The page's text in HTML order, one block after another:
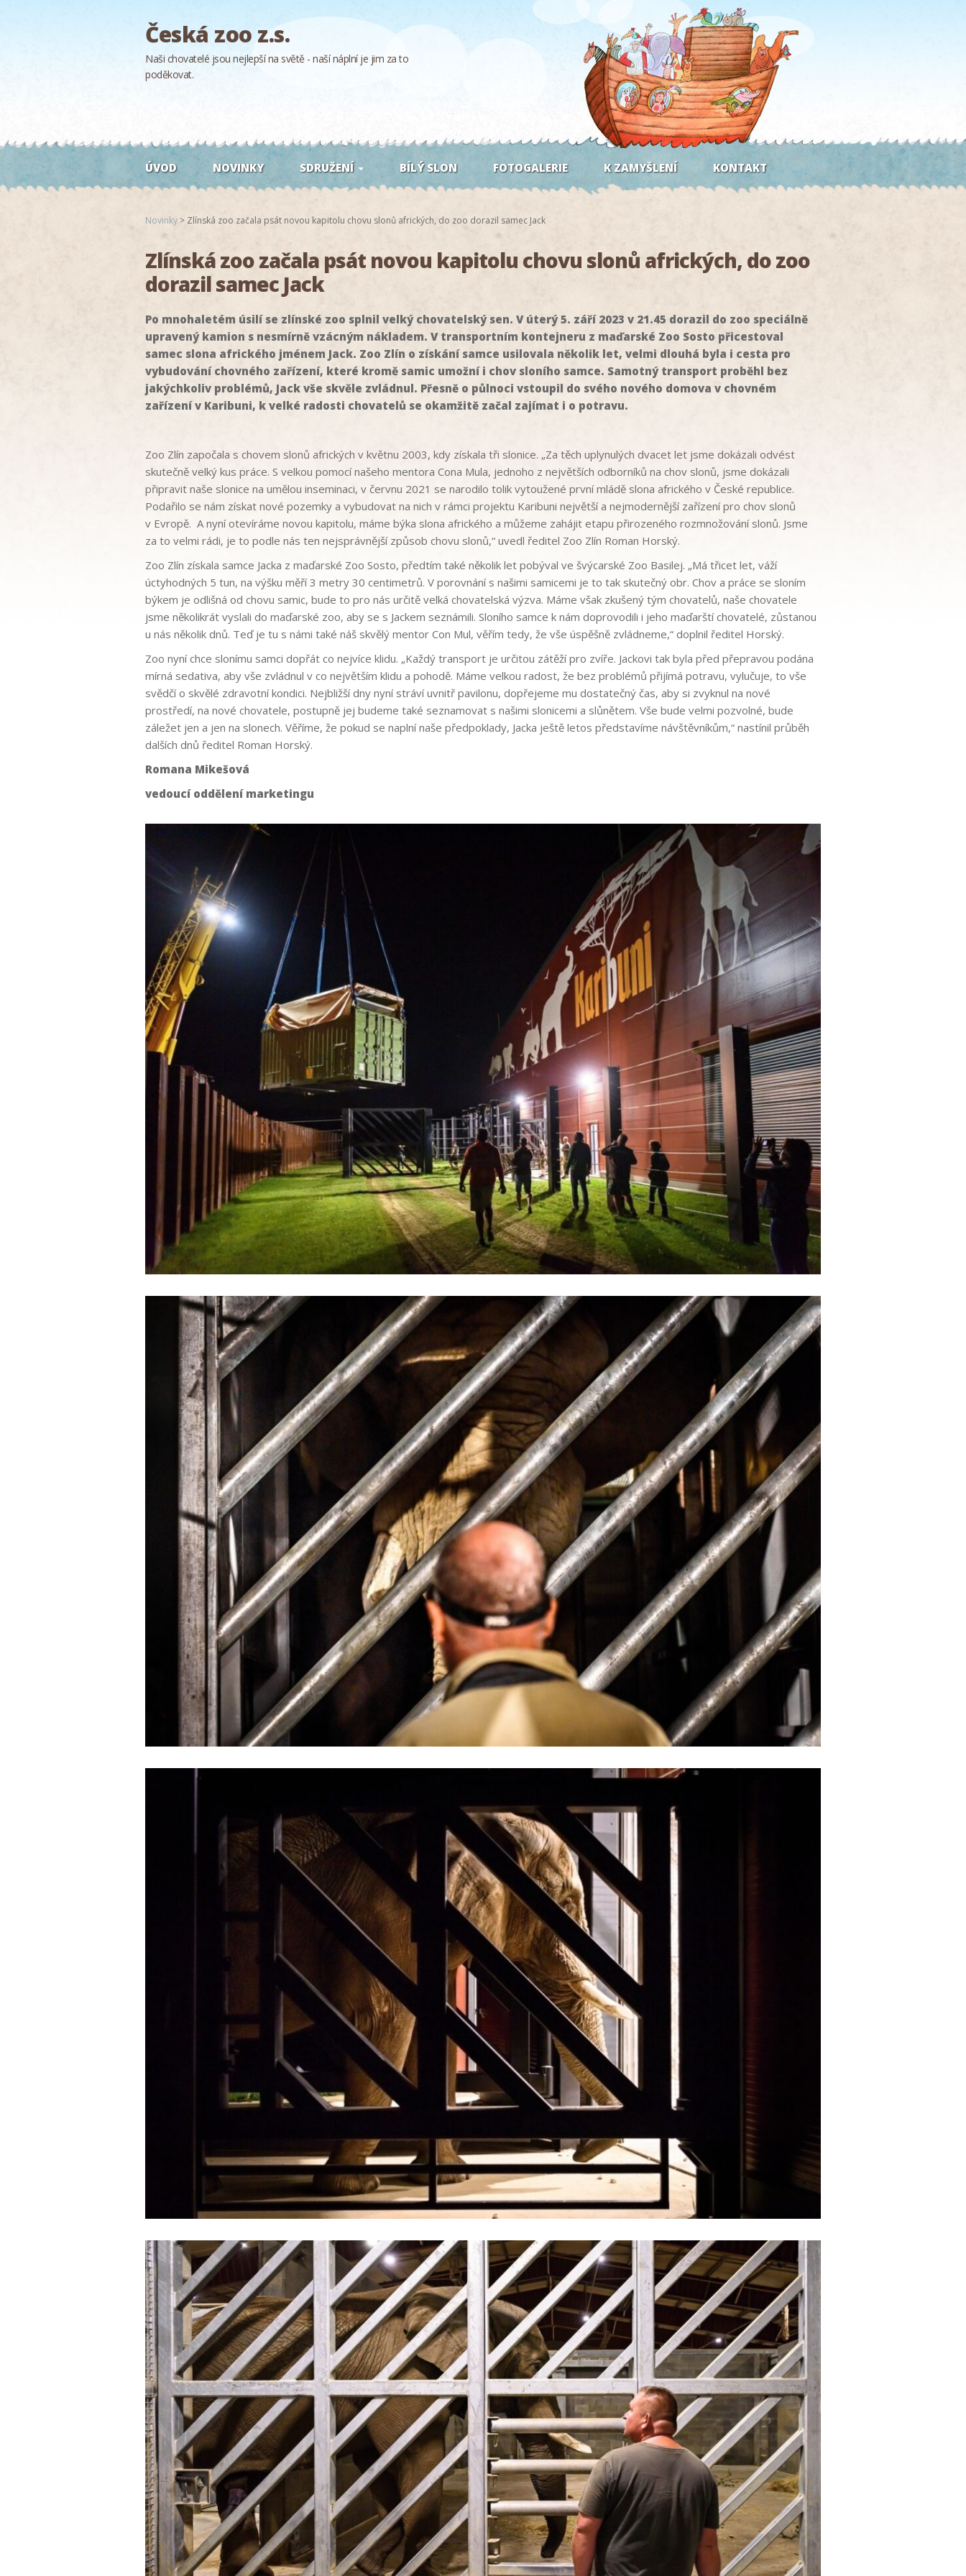
Česká zoo z.s.
Naši chovatelé jsou nejlepší na světě - naší náplní je jim za to
poděkovat.
ÚVOD NOVINKY SDRUŽENÍ BÍLÝ SLON FOTOGALERIE K ZAMYŠLENÍ KONTAKT
Novinky > Zlínská zoo začala psát novou kapitolu chovu slonů afrických, do zoo dorazil samec Jack
Zlínská zoo začala psát novou kapitolu chovu slonů afrických, do zoo
dorazil samec Jack
Po mnohaletém úsilí se zlínské zoo splnil velký chovatelský sen. V úterý 5. září 2023 v 21.45 dorazil do zoo speciálně
upravený kamion s nesmírně vzácným nákladem. V transportním kontejneru z maďarské Zoo Sosto přicestoval
samec slona afrického jménem Jack. Zoo Zlín o získání samce usilovala několik let, velmi dlouhá byla i cesta pro
vybudování chovného zařízení, které kromě samic umožní i chov sloního samce. Samotný transport proběhl bez
jakýchkoliv problémů, Jack vše skvěle zvládnul. Přesně o půlnoci vstoupil do svého nového domova v chovném
zařízení v Karibuni, k velké radosti chovatelů se okamžitě začal zajímat i o potravu.
Zoo Zlín započala s chovem slonů afrických v květnu 2003, kdy získala tři slonice. „Za těch uplynulých dvacet let jsme dokázali odvést
skutečně velký kus práce. S velkou pomocí našeho mentora Cona Mula, jednoho z největších odborníků na chov slonů, jsme dokázali
připravit naše slonice na umělou inseminaci, v červnu 2021 se narodilo tolik vytoužené první mládě slona afrického v České republice.
Podařilo se nám získat nové pozemky a vybudovat na nich v rámci projektu Karibuni největší a nejmodernější zařízení pro chov slonů
v Evropě. A nyní otevíráme novou kapitolu, máme býka slona afrického a můžeme zahájit etapu přirozeného rozmnožování slonů. Jsme
za to velmi rádi, je to podle nás ten nejsprávnější způsob chovu slonů,“ uvedl ředitel Zoo Zlín Roman Horský.
Zoo Zlín získala samce Jacka z maďarské Zoo Sosto, předtím také několik let pobýval ve švýcarské Zoo Basilej. „Má třicet let, váží
úctyhodných 5 tun, na výšku měří 3 metry 30 centimetrů. V porovnání s našimi samicemi je to tak skutečný obr. Chov a práce se sloním
býkem je odlišná od chovu samic, bude to pro nás určitě velká chovatelská výzva. Máme však zkušený tým chovatelů, naše chovatele
jsme několikrát vyslali do maďarské zoo, aby se s Jackem seznámili. Sloního samce k nám doprovodili i jeho maďarští chovatelé, zůstanou
u nás několik dnů. Teď je tu s námi také náš skvělý mentor Con Mul, věřím tedy, že vše úspěšně zvládneme,“ doplnil ředitel Horský.
Zoo nyní chce slonímu samci dopřát co nejvíce klidu. „Každý transport je určitou zátěží pro zvíře. Jackovi tak byla před přepravou podána
mírná sedativa, aby vše zvládnul v co největším klidu a pohodě. Máme velkou radost, že bez problémů přijímá potravu, vylučuje, to vše
svědčí o skvělé zdravotní kondici. Nejbližší dny nyní stráví uvnitř pavilonu, dopřejeme mu dostatečný čas, aby si zvyknul na nové
prostředí, na nové chovatele, postupně jej budeme také seznamovat s našimi slonicemi a slůnětem. Vše bude velmi pozvolné, bude
záležet jen a jen na slonech. Věříme, že pokud se naplní naše předpoklady, Jacka ještě letos představíme návštěvníkům,“ nastínil průběh
dalších dnů ředitel Roman Horský.
Romana Mikešová
vedoucí oddělení marketingu